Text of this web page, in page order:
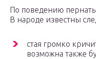
По поведению
В народе известны
стая громко
возможна также